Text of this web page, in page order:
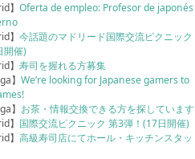
】Oferta de empleo: Profesor de japonés
】今話題のマドリード国際交流ピクニック
開催)
】寿司を握れる方募集
】We’re looking for Japanese gamers to
】 お茶・情報交換できる方を探しています
】 国際交流ピクニック 第3弾！(17日開催)
】高級寿司店にてホール・キッチンスタッ